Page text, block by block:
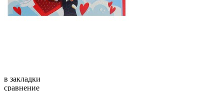
в закладки
сравнение